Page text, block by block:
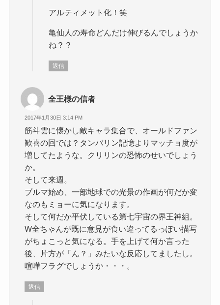
アルティメット化！笑
亀仙人の寿命どんだけ伸びるんでしょうか
ね？？
返信
全王様の信者
2017年1月30日 3:14 PM
筋斗雲に懐かし敵キャラ集合で、オールドファン
歓喜の回では？タンバリン記憶よりマッチョ度が
増してたような。クリリンの恐怖のせいでしょう
か。
そして来週。
ブルマ始め、一部地球での光景の作画が何だか変
なのもミョーに気になります。
そして何だか平伏している第七宇宙の界王神組。
W全ちゃんが既に意見が食い違ってるっぽい描写
がちょこっと気になる。手を上げて何か言った
後、片方が「ん？」みたいな反応してましたし。
喧嘩フラグでしょうか・・・。
返信